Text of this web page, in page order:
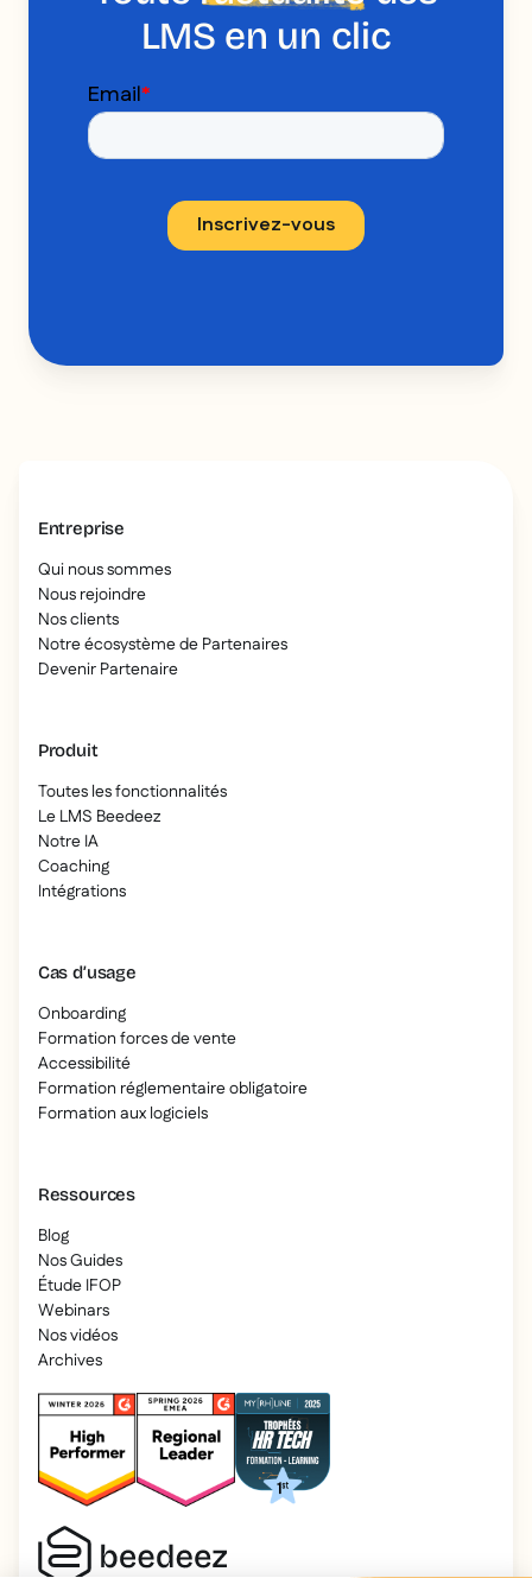
LMS en un clic
Entreprise
Qui nous sommes
Nous rejoindre
Nos clients
Notre écosystème de Partenaires
Devenir Partenaire
Produit
Toutes les fonctionnalités
Le LMS Beedeez
Notre IA
Coaching
Intégrations
Cas d’usage
Onboarding
Formation forces de vente
Accessibilité
Formation réglementaire obligatoire
Formation aux logiciels
Ressources
Blog
Nos Guides
Étude IFOP
Webinars
Nos vidéos
Archives